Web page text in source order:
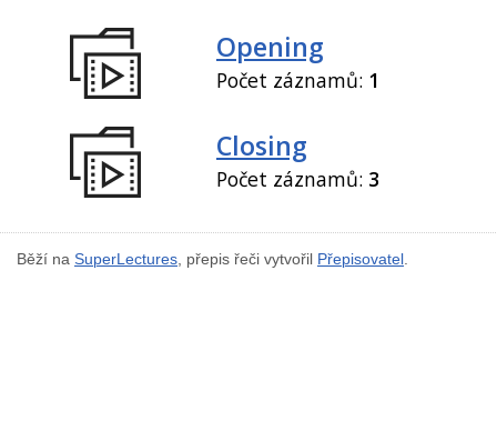
Opening
Počet záznamů: 1
Closing
Počet záznamů: 3
Běží na SuperLectures , přepis řeči vytvořil Přepisovatel